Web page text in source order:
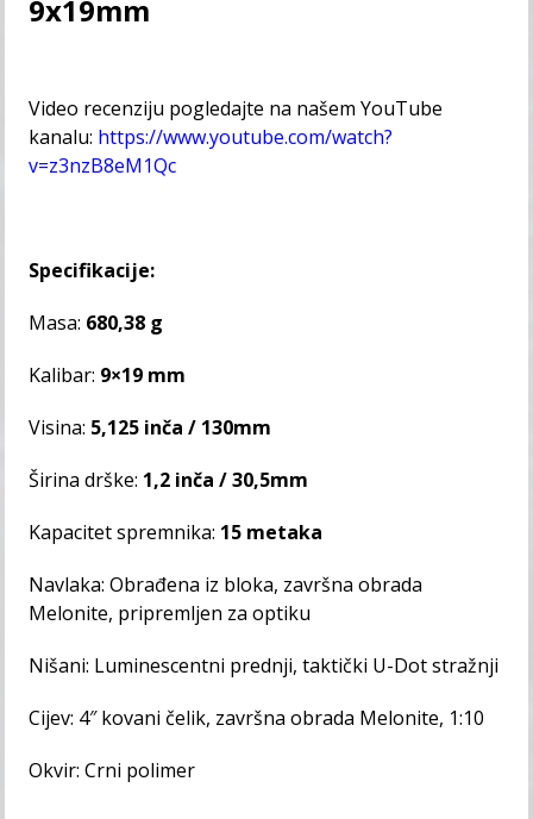
9x19mm
Video recenziju pogledajte na našem YouTube
kanalu: https://www.youtube.com/watch?
v=z3nzB8eM1Qc
Specifikacije:
Masa: 680,38 g
Kalibar: 9×19 mm
Visina: 5,125 inča / 130mm
Širina drške: 1,2 inča / 30,5mm
Kapacitet spremnika: 15 metaka
Navlaka: Obrađena iz bloka, završna obrada
Melonite, pripremljen za optiku
Nišani: Luminescentni prednji, taktički U-Dot stražnji
Cijev: 4″ kovani čelik, završna obrada Melonite, 1:10
Okvir: Crni polimer